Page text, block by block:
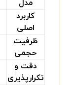
مدل
کاربرد
اصلی
ظرفیت
حجمی
دقت و
تکرارپذیری